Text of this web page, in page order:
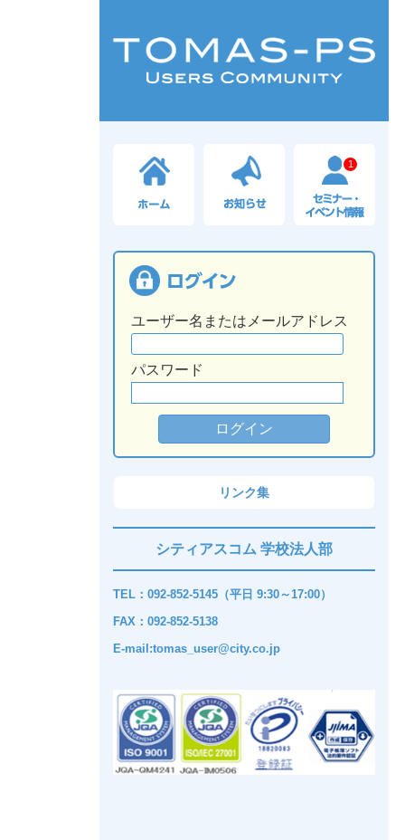
1
ユーザー名またはメールアドレス
パスワード
リンク集
シティアスコム 学校法人部
TEL：092-852-5145（平日 9:30～17:00）
FAX：092-852-5138
E-mail:tomas_user@city.co.jp